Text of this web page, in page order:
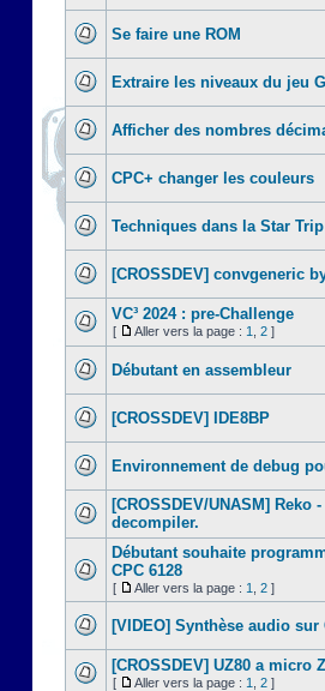
Se faire une ROM
Extraire les niveaux du jeu
Afficher des nombres
CPC+ changer les couleurs
Techniques dans la Star
[CROSSDEV] convgeneric
VC³ 2024 : pre-Challenge
[ Aller vers la page : 1 2 ]
Débutant en assembleur
[CROSSDEV] IDE8BP
Environnement de debug
[CROSSDEV/UNASM] Reko
decompiler.
Débutant souhaite
CPC 6128
[ Aller vers la page : 1 2 ]
[VIDEO] Synthèse audio
[CROSSDEV] UZ80 a micro
[ Aller vers la page : 1 2 ]